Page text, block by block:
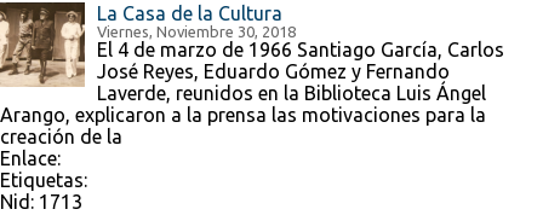
La Casa de la Cultura
Viernes, Noviembre 30, 2018
El 4 de marzo de 1966 Santiago García, Carlos
José Reyes, Eduardo Gómez y Fernando
Laverde, reunidos en la Biblioteca Luis Ángel
Arango, explicaron a la prensa las motivaciones para la
creación de la
Enlace:
Etiquetas:
Nid: 1713